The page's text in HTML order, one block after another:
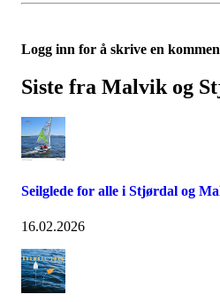
Logg inn for å skrive en
Siste fra Malvik og
Seilglede for alle i Stjørdal og
16.02.2026